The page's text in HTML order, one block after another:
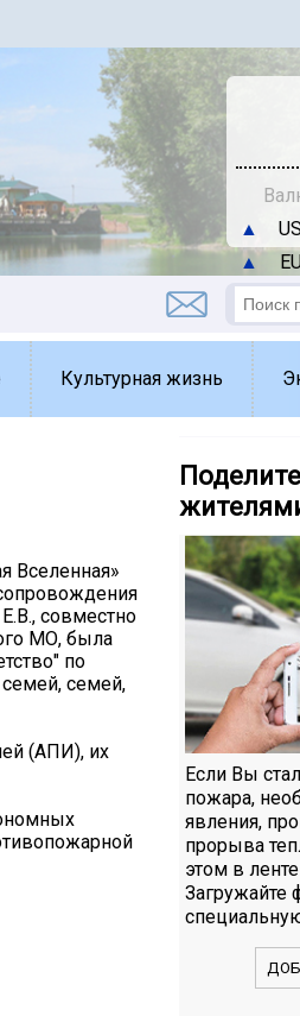
▲
▲
Культурная жизнь
Вселенная»
совместно
МО, была
по
семей,
(АПИ), их
Если Вы
пожара,
явления,
прорыва
этом в
Загружайте